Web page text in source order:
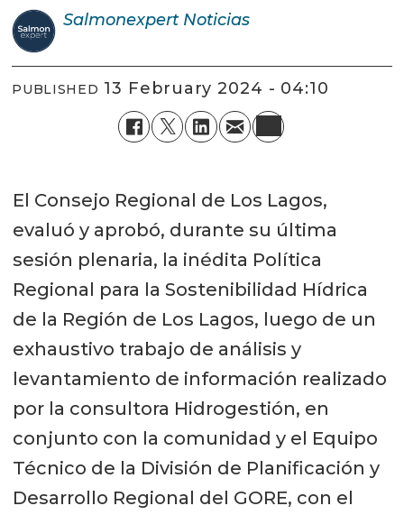
Salmonexpert Noticias
PUBLISHED 13 February 2024 - 04:10
El Consejo Regional de Los Lagos,
evaluó y aprobó, durante su última
sesión plenaria, la inédita Política
Regional para la Sostenibilidad Hídrica
de la Región de Los Lagos, luego de un
exhaustivo trabajo de análisis y
levantamiento de información realizado
por la consultora Hidrogestión, en
conjunto con la comunidad y el Equipo
Técnico de la División de Planificación y
Desarrollo Regional del GORE, con el